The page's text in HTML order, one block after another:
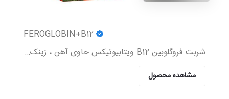
شربت فروگلوبین B12 ویتابیوتیکس حاوی آهن ، زینک ، ویتامین گروه b و ویتامین c که به پیشگیری و درمان کم خونی در بزرگسالان و کودکان کمک می کند.
مشاهده محصول